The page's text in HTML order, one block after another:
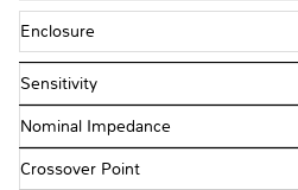
Enclosure
Sensitivity
Nominal Impedance
Crossover Point